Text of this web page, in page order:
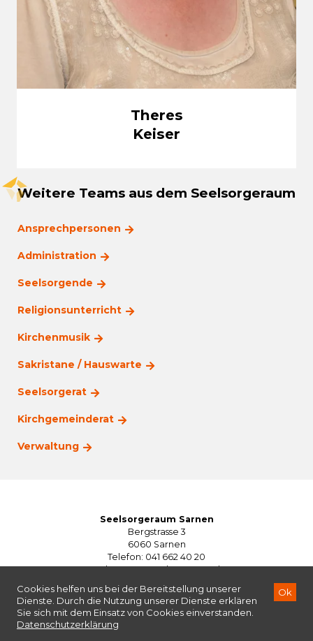
Theres
Keiser
Weitere Teams aus dem Seelsorgeraum
Ansprechpersonen
Administration
Seelsorgende
Religionsunterricht
Kirchenmusik
Sakristane / Hauswarte
Seelsorgerat
Kirchgemeinderat
Verwaltung
Seelsorgeraum Sarnen
Bergstrasse 3
6060 Sarnen
Telefon: 041 662 40 20
seelsorgeraum@kg-sarnen.ch
©2026Seelsorgeraum Sarnen
Datenschutzerklärung